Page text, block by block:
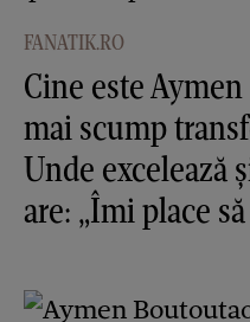
FANATIK.RO
Cine este
mai scump
Unde excelează
are: „Îmi place